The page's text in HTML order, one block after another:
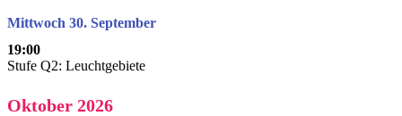
Mittwoch 30. September
19:00
Stufe Q2: Leuchtgebiete
Oktober 2026